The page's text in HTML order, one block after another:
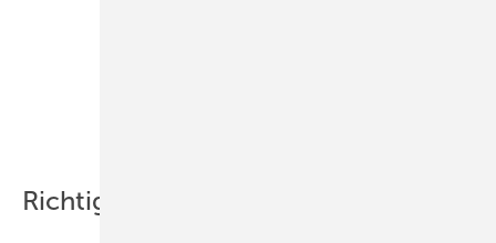
Richtiges Lüften im Klassenzimmer